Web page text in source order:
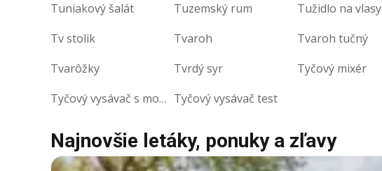
Tuniakový šalát
Tuzemský rum Tužidlo na vlasy
Tv stolik
Tvaroh Tvaroh tučný
Tvarôžky
Tvrdý syr Tyčový mixér
Tyčový vysávač s mopom Tyčový vysávač test
Najnovšie letáky, ponuky a zľavy